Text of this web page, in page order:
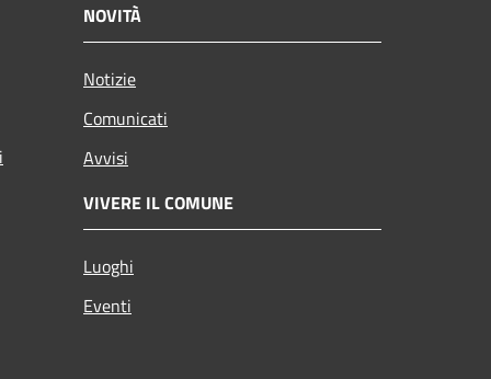
NOVITÀ
Notizie
Comunicati
Avvisi
VIVERE IL COMUNE
Luoghi
Eventi